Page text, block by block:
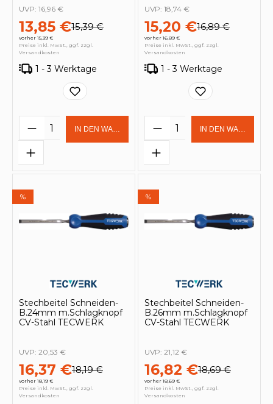
13,85 €15,39 €
vorher 15,39 €
UVP: 16,96 €
Preise inkl. MwSt., ggf. zzgl.
Versandkosten
1 - 3 Werktage
Produkt Anzahl: Gib den
IN DEN WARENKORB
15,20 €16,89 €
vorher 16,89 €
UVP: 18,74 €
Preise inkl. MwSt., ggf. zzgl.
Versandkosten
1 - 3 Werktage
Produkt Anzahl:
IN DEN
%
Stechbeitel Schneiden-
B.24mm m.Schlagknopf
CV-Stahl TECWERK
16,37 €18,19 €
vorher 18,19 €
UVP: 20,53 €
Preise inkl. MwSt., ggf. zzgl.
Versandkosten
%
Stechbeitel Schneiden-
B.26mm m.Schlagknopf
CV-Stahl TECWERK
16,82 €18,69 €
vorher 18,69 €
UVP: 21,12 €
Preise inkl. MwSt., ggf. zzgl.
Versandkosten